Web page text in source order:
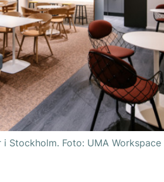
Stockholm. Foto: UMA Workspace